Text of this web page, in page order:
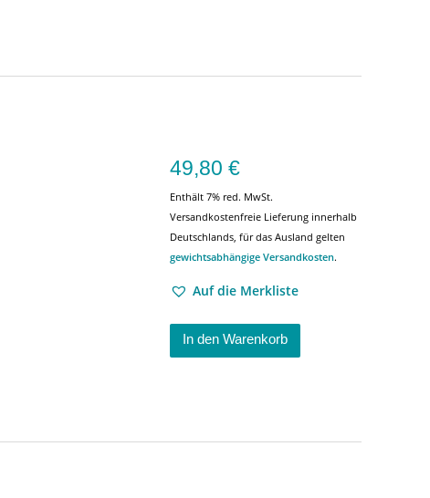
49,80 €
Enthält 7% red. MwSt.
Versandkostenfreie Lieferung innerhalb
Deutschlands, für das Ausland gelten
gewichtsabhängige Versandkosten.
Auf die Merkliste
In den Warenkorb